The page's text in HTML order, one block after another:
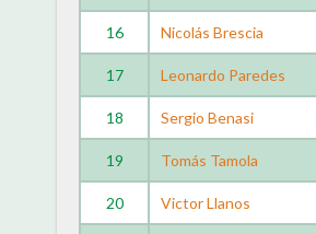
16 Nicolás Brescia
17 Leonardo Paredes
18 Sergio Benasi
19 Tomás Tamola
20 Victor Llanos